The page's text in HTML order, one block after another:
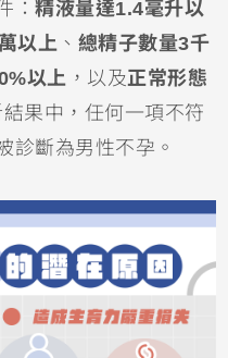
：精液量達1.4毫升以
以上 、 總精子數量3千
以上 ，以及正常形態
結果中，任何一項不符
診斷為男性不孕。